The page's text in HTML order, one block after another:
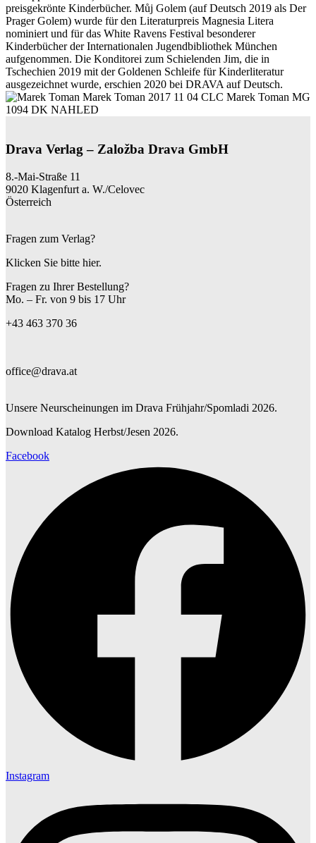
preisgekrönte Kinderbücher. Můj Golem (auf Deutsch 2019 als Der
Prager Golem) wurde für den Literaturpreis Magnesia Litera
nominiert und für das White Ravens Festival besonderer
Kinderbücher der Internationalen Jugendbibliothek München
aufgenommen. Die Konditorei zum Schielenden Jim, die in
Tschechien 2019 mit der Goldenen Schleife für Kinderliteratur
ausgezeichnet wurde, erschien 2020 bei DRAVA auf Deutsch.
Drava Verlag – Založba Drava GmbH
8.-Mai-Straße 11
9020 Klagenfurt a. W./Celovec
Österreich
Fragen zum Verlag?
Klicken Sie bitte hier.
Fragen zu Ihrer Bestellung?
Mo. – Fr. von 9 bis 17 Uhr
+43 463 370 36
office@drava.at
Unsere Neurscheinungen im Drava Frühjahr/Spomladi 2026.
Download Katalog Herbst/Jesen 2026.
Facebook
Instagram